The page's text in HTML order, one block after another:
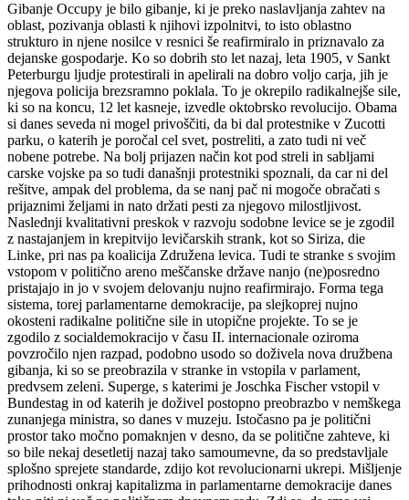
Gibanje Occupy je bilo gibanje, ki je preko naslavljanja zahtev na
oblast, pozivanja oblasti k njihovi izpolnitvi, to isto oblastno
strukturo in njene nosilce v resnici še reafirmiralo in priznavalo za
dejanske gospodarje. Ko so dobrih sto let nazaj, leta 1905, v Sankt
Peterburgu ljudje protestirali in apelirali na dobro voljo carja, jih je
njegova policija brezsramno poklala. To je okrepilo radikalnejše sile,
ki so na koncu, 12 let kasneje, izvedle oktobrsko revolucijo. Obama
si danes seveda ni mogel privoščiti, da bi dal protestnike v Zucotti
parku, o katerih je poročal cel svet, postreliti, a zato tudi ni več
nobene potrebe. Na bolj prijazen način kot pod streli in sabljami
carske vojske pa so tudi današnji protestniki spoznali, da car ni del
rešitve, ampak del problema, da se nanj pač ni mogoče obračati s
prijaznimi željami in nato držati pesti za njegovo milostljivost.
Naslednji kvalitativni preskok v razvoju sodobne levice se je zgodil
z nastajanjem in krepitvijo levičarskih strank, kot so Siriza, die
Linke, pri nas pa koalicija Združena levica. Tudi te stranke s svojim
vstopom v politično areno meščanske države nanjo (ne)posredno
pristajajo in jo v svojem delovanju nujno reafirmirajo. Forma tega
sistema, torej parlamentarne demokracije, pa slejkoprej nujno
okosteni radikalne politične sile in utopične projekte. To se je
zgodilo z socialdemokracijo v času II. internacionale oziroma
povzročilo njen razpad, podobno usodo so doživela nova družbena
gibanja, ki so se preobrazila v stranke in vstopila v parlament,
predvsem zeleni. Superge, s katerimi je Joschka Fischer vstopil v
Bundestag in od katerih je doživel postopno preobrazbo v nemškega
zunanjega ministra, so danes v muzeju. Istočasno pa je politični
prostor tako močno pomaknjen v desno, da se politične zahteve, ki
so bile nekaj desetletij nazaj tako samoumevne, da so predstavljale
splošno sprejete standarde, zdijo kot revolucionarni ukrepi. Mišljenje
prihodnosti onkraj kapitalizma in parlamentarne demokracije danes